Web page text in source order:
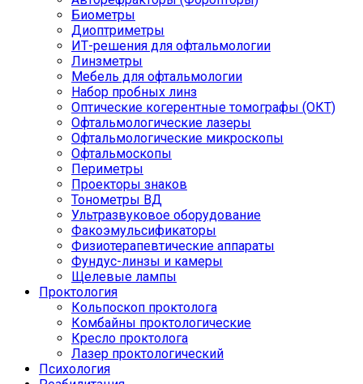
Биометры
Диоптриметры
ИТ-решения для офтальмологии
Линзметры
Мебель для офтальмологии
Набор пробных линз
Оптические когерентные томографы (ОКТ)
Офтальмологические лазеры
Офтальмологические микроскопы
Офтальмоскопы
Периметры
Проекторы знаков
Тонометры ВД
Ультразвуковое оборудование
Факоэмульсификаторы
Физиотерапевтические аппараты
Фундус-линзы и камеры
Щелевые лампы
Проктология
Кольпоскоп проктолога
Комбайны проктологические
Кресло проктолога
Лазер проктологический
Психология